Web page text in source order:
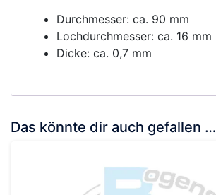
Durchmesser: ca. 90 mm
Lochdurchmesser: ca. 16 mm
Dicke: ca. 0,7 mm
Das könnte dir auch gefallen …